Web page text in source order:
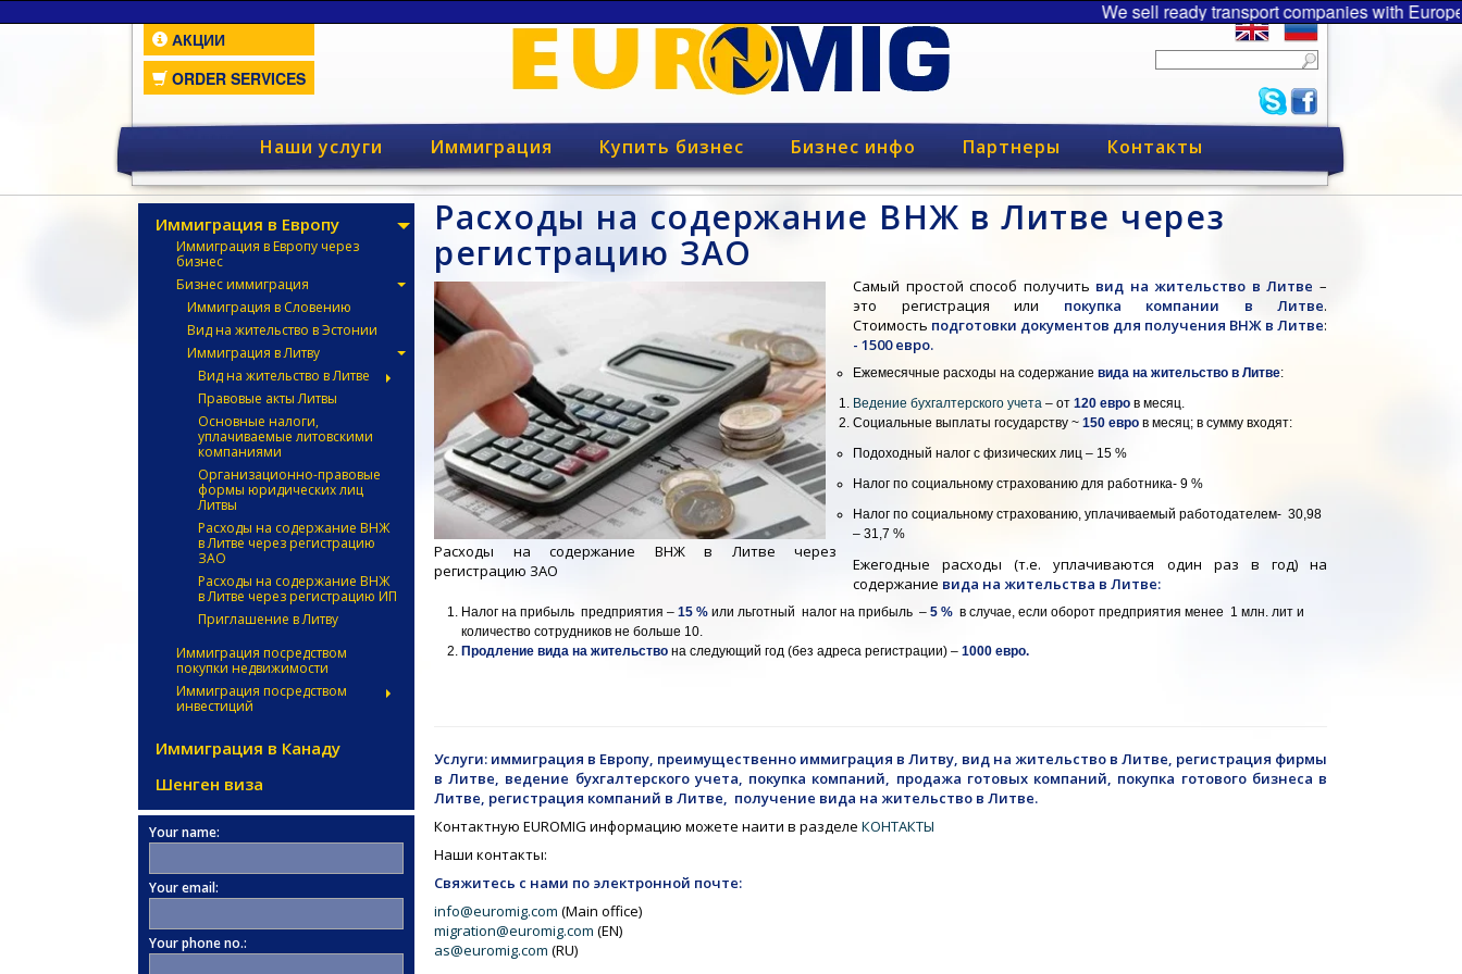
АКЦИИ
ORDER SERVICES
Наши услуги Иммиграция Купить бизнес Бизнес инфо Партнеры Контакты
Иммиграция в Европу
Иммиграция в Европу через
бизнес
Бизнес иммиграция
Иммиграция в Словению
Вид на жительство в Эстонии
Иммиграция в Литву
Вид на жительство в Литве
Правовые акты Литвы
Основные налоги,
уплачиваемые литовскими
компаниями
Организационно-правовые
формы юридических лиц
Литвы
Расходы на содержание ВНЖ
в Литве через регистрацию
ЗАО
Расходы на содержание ВНЖ
в Литве через регистрацию ИП
Приглашение в Литву
Иммиграция посредством
покупки недвижимости
Иммиграция посредством
инвестиций
Иммиграция в Канаду
Шенген виза
Your name:
Your email:
Your phone no.:
Расходы на содержание ВНЖ в Литве через
регистрацию ЗАО
Расходы на содержание ВНЖ в Литве через
регистрацию ЗАО
Самый простой способ получить вид на жительство в Литве –
это регистрация или покупка компании в Литве.
Стоимость подготовки документов для получения ВНЖ в Литве:
- 1500 евро.
Ежемесячные расходы на содержание вида на жительство в Литве:
Ведение бухгалтерского учета – от 120 евро в месяц.
Социальные выплаты государству ~ 150 евро в месяц; в сумму входят:
Подоходный налог с физических лиц – 15 %
Налог по социальному страхованию для работника- 9 %
Налог по социальному страхованию, уплачиваемый работодателем- 30,98
– 31,7 %
Ежегодные расходы (т.е. уплачиваются один раз в год) на
содержание вида на жительства в Литве:
Налог на прибыль предприятия – 15 % или льготный налог на прибыль – 5 % в случае, если оборот предприятия менее 1 млн. лит и
количество сотрудников не больше 10.
Продление вида на жительство на следующий год (без адреса регистрации) – 1000 евро.
Услуги: иммиграция в Европу, преимущественно иммиграция в Литву, вид на жительство в Литве, регистрация фирмы
в Литве, ведение бухгалтерского учета, покупка компаний, продажа готовых компаний, покупка готового бизнеса в
Литве, регистрация компаний в Литве, получение вида на жительство в Литве.
Контактную EUROMIG информацию можете наити в разделе КОНТАКТЫ
Наши контакты:
Свяжитесь с нами по электронной почте:
info@euromig.com (Main office)
migration@euromig.com (EN)
as@euromig.com (RU)
We sell ready transport companies with